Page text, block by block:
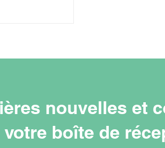
nouvelles et
votre boîte de